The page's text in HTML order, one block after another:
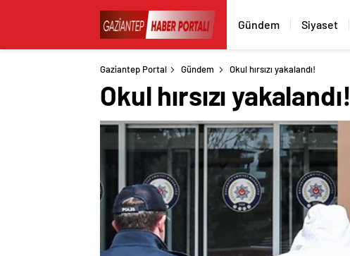
Gündem Siyaset
Gaziantep Portal Gündem Okul hırsızı yakalandı!
Okul hırsızı yakalandı!